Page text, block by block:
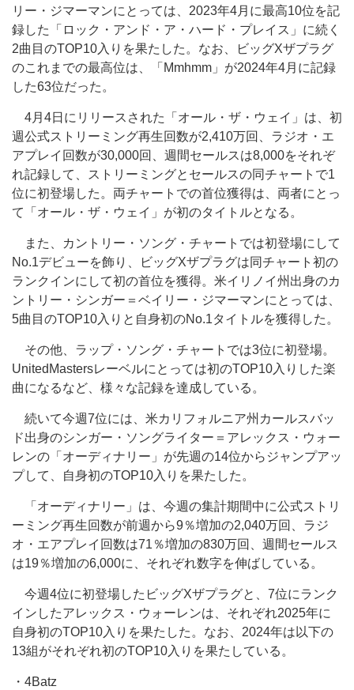
リー・ジマーマンにとっては、2023年4月に最高10位を記
録した「ロック・アンド・ア・ハード・プレイス」に続く
2曲目のTOP10入りを果たした。なお、ビッグXザプラグ
のこれまでの最高位は、「Mmhmm」が2024年4月に記録
した63位だった。
4月4日にリリースされた「オール・ザ・ウェイ」は、初
週公式ストリーミング再生回数が2,410万回、ラジオ・エ
アプレイ回数が30,000回、週間セールスは8,000をそれぞ
れ記録して、ストリーミングとセールスの同チャートで1
位に初登場した。両チャートでの首位獲得は、両者にとっ
て「オール・ザ・ウェイ」が初のタイトルとなる。
また、カントリー・ソング・チャートでは初登場にして
No.1デビューを飾り、ビッグXザプラグは同チャート初の
ランクインにして初の首位を獲得。米イリノイ州出身のカ
ントリー・シンガー＝ベイリー・ジマーマンにとっては、
5曲目のTOP10入りと自身初のNo.1タイトルを獲得した。
その他、ラップ・ソング・チャートでは3位に初登場。
UnitedMastersレーベルにとっては初のTOP10入りした楽
曲になるなど、様々な記録を達成している。
続いて今週7位には、米カリフォルニア州カールスバッ
ド出身のシンガー・ソングライター＝アレックス・ウォー
レンの「オーディナリー」が先週の14位からジャンプアッ
プして、自身初のTOP10入りを果たした。
「オーディナリー」は、今週の集計期間中に公式ストリ
ーミング再生回数が前週から9％増加の2,040万回、ラジ
オ・エアプレイ回数は71％増加の830万回、週間セールス
は19％増加の6,000に、それぞれ数字を伸ばしている。
今週4位に初登場したビッグXザプラグと、7位にランク
インしたアレックス・ウォーレンは、それぞれ2025年に
自身初のTOP10入りを果たした。なお、2024年は以下の
13組がそれぞれ初のTOP10入りを果たしている。
・4Batz